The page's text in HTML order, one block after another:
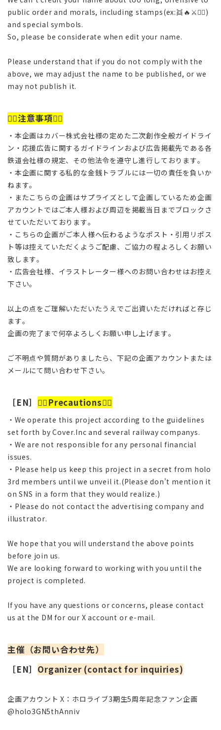
public order and morals, including stamps(ex:👯🔥⚔️🏴‍☠️)
and special symbols.
So, please be considerate when edit your name.
Please understand that if you do not comply with the
above, we may adjust the name to be published, or we
may not publish it.
🙇‍♂️注意事項🙇‍♂️
・本企画はカバー株式会社様の定めた二次創作全般ガイドライ
ン・応援広告に関するガイドラインおよび広告掲載先である各
鉄道会社様の規定、その他法令を遵守し進行しております。
・本企画に関する私的な金銭トラブルには一切の責任を負いか
ねます。
・またこちらの企画はサプライズとして企画しているため企画
アカウントではご本人様および周辺を掲載当日までブロックさ
せていただいております。
・こちらの企画がご本人様へ伝わるようなポスト・引用リポス
ト等は控えていただくようご配慮、ご協力の程よろしくお願い
致します。
・広告会社様、イラストレーター様へのお問い合わせはお控え
下さい。
以上の点をご理解いただいたうえでご出資いただければと存じ
ます。
企画の完了まで何卒よろしくお願い申し上げます。
ご不明点や質問がありましたら、下記の企画アカウントまたは
メールにて問い合わせ下さい。
［EN］ 🙇‍♂️Precautions🙇‍♂️
・We operate this project according to the guidelines
set forth by Cover.Inc and several railway companys.
・We are not responsible for any personal financial
issues.
・Please help us keep this project in a secret from holo
3rd members until we unveil it.(Please don't mention it
on SNS in a form that they would realize.)
・Please do not contact the advertising company and
illustrator.
We hope that you will understand the above points
before join us.
We are looking forward to working with you until the
project is completed.
If you have any questions or concerns, please contact
us at the DM for our X account or e-mail.
主催（お問い合わせ先）
［EN］ Organizer (contact for inquiries)
企画アカウント X：ホロライブ3期生5周年記念ファン企画
@holo3GN5thAnniv